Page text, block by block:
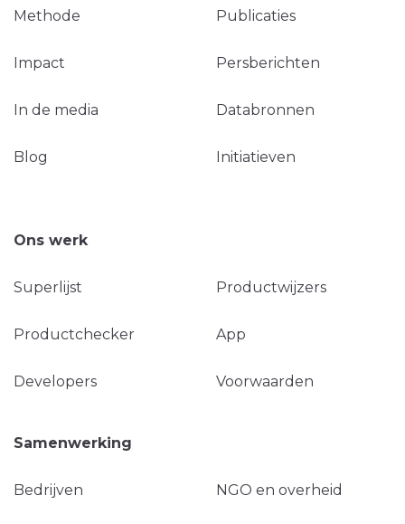
Methode Publicaties
Impact Persberichten
In de media Databronnen
Blog Initiatieven
Ons werk
Superlijst Productwijzers
Productchecker App
Developers Voorwaarden
Samenwerking
Bedrijven NGO en overheid